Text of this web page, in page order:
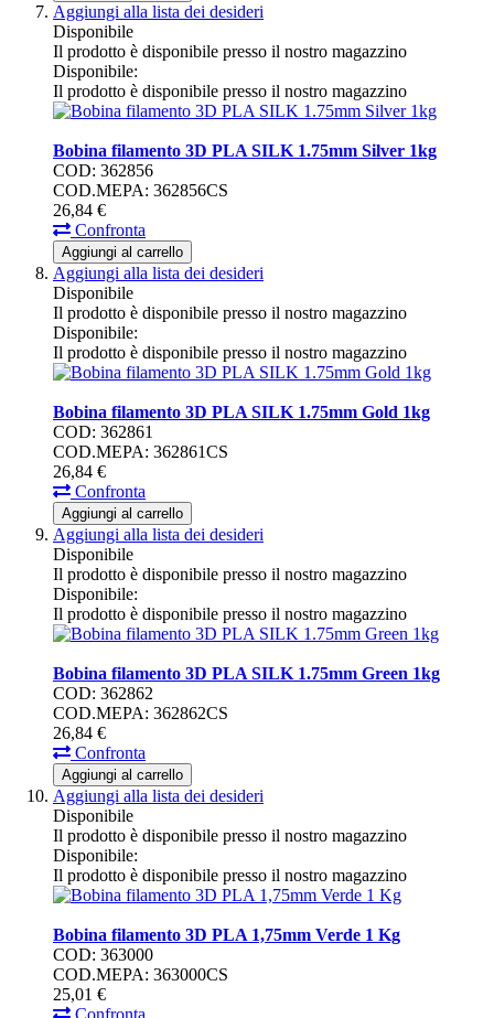
Aggiungi alla lista dei desideri
Disponibile
Il prodotto è disponibile presso il nostro magazzino
Disponibile:
Il prodotto è disponibile presso il nostro magazzino
Bobina filamento 3D PLA SILK 1.75mm Silver 1kg
COD: 362856
COD.MEPA: 362856CS
26,84 €
Confronta
Aggiungi al carrello
Aggiungi alla lista dei desideri
Disponibile
Il prodotto è disponibile presso il nostro magazzino
Disponibile:
Il prodotto è disponibile presso il nostro magazzino
Bobina filamento 3D PLA SILK 1.75mm Gold 1kg
COD: 362861
COD.MEPA: 362861CS
26,84 €
Confronta
Aggiungi al carrello
Aggiungi alla lista dei desideri
Disponibile
Il prodotto è disponibile presso il nostro magazzino
Disponibile:
Il prodotto è disponibile presso il nostro magazzino
Bobina filamento 3D PLA SILK 1.75mm Green 1kg
COD: 362862
COD.MEPA: 362862CS
26,84 €
Confronta
Aggiungi al carrello
Aggiungi alla lista dei desideri
Disponibile
Il prodotto è disponibile presso il nostro magazzino
Disponibile:
Il prodotto è disponibile presso il nostro magazzino
Bobina filamento 3D PLA 1,75mm Verde 1 Kg
COD: 363000
COD.MEPA: 363000CS
25,01 €
Confronta